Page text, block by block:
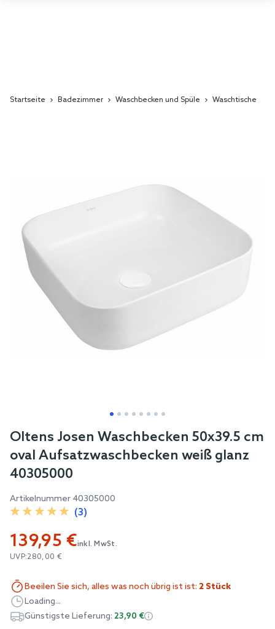
Startseite Badezimmer Waschbecken und Spüle Waschtische
images
gallery
Skip
beginning
of
the
gallery
Oltens Josen Waschbecken 50x39.5 cm
oval Aufsatzwaschbecken weiß glanz
40305000
Artikelnummer 40305000
(3)
139,95 €inkl. MwSt.
UVP:280,00 €
Beeilen Sie sich, alles was noch übrig ist ist: 2 Stück
Loading...
Günstigste Lieferung: 23,90 €